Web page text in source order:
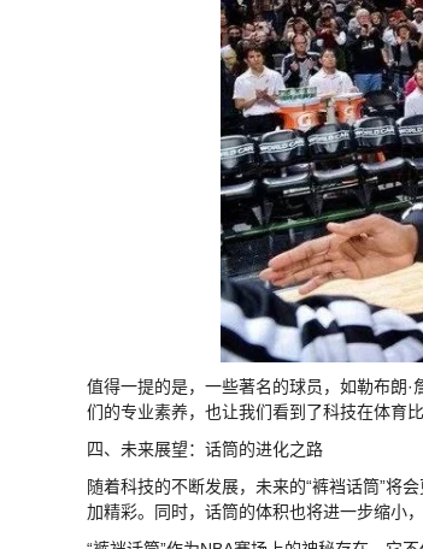
值得一提的是，一些著名的球员，如勒布朗·
们的专业素养，也让我们看到了科技在体育
四、未来展望：话筒的进化之路
随着科技的不断发展，未来的“裤裆话筒”将
加精彩。同时，话筒的体积也将进一步缩小